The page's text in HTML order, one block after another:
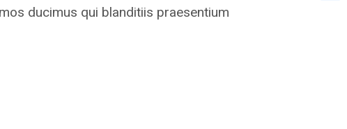
ducimus qui blanditiis praesentium